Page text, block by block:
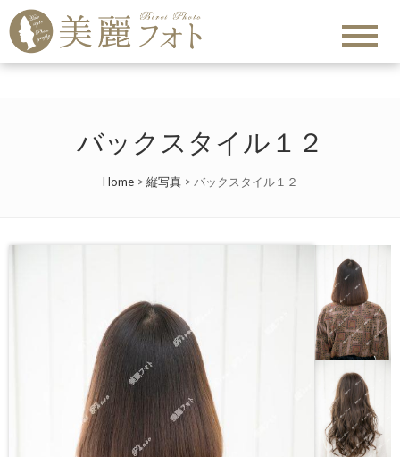
バックスタイル１２
Home> 縦写真> バックスタイル１２